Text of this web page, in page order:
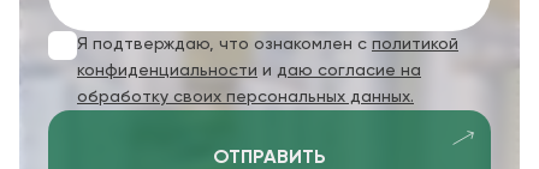
Я подтверждаю, что ознакомлен с политикой
конфиденциальности и даю согласие на
обработку своих персональных данных.
ОТПРАВИТЬ